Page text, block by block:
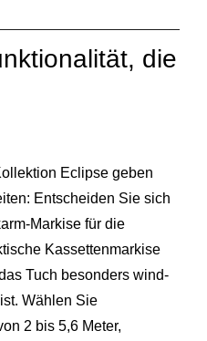
die
Eclipse geben
Entscheiden Sie sich
für die
Kassettenmarkise
Tuch besonders wind-
Wählen Sie
2 bis 5,6 Meter,